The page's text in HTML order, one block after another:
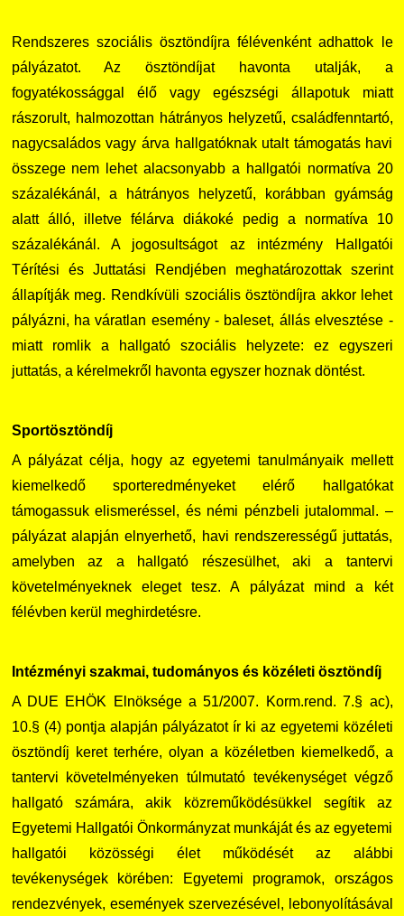
Rendszeres szociális ösztöndíjra félévenként adhattok le
pályázatot. Az ösztöndíjat havonta utalják, a
fogyatékossággal élő vagy egészségi állapotuk miatt
rászorult, halmozottan hátrányos helyzetű, családfenntartó,
nagycsaládos vagy árva hallgatóknak utalt támogatás havi
összege nem lehet alacsonyabb a hallgatói normatíva 20
százalékánál, a hátrányos helyzetű, korábban gyámság
alatt álló, illetve félárva diákoké pedig a normatíva 10
százalékánál. A jogosultságot az intézmény Hallgatói
Térítési és Juttatási Rendjében meghatározottak szerint
állapítják meg. Rendkívüli szociális ösztöndíjra akkor lehet
pályázni, ha váratlan esemény - baleset, állás elvesztése -
miatt romlik a hallgató szociális helyzete: ez egyszeri
juttatás, a kérelmekről havonta egyszer hoznak döntést.
Sportösztöndíj
A pályázat célja, hogy az egyetemi tanulmányaik mellett
kiemelkedő sporteredményeket elérő hallgatókat
támogassuk elismeréssel, és némi pénzbeli jutalommal. –
pályázat alapján elnyerhető, havi rendszerességű juttatás,
amelyben az a hallgató részesülhet, aki a tantervi
követelményeknek eleget tesz. A pályázat mind a két
félévben kerül meghirdetésre.
Intézményi szakmai, tudományos és közéleti ösztöndíj
A DUE EHÖK Elnöksége a 51/2007. Korm.rend. 7.§ ac),
10.§ (4) pontja alapján pályázatot ír ki az egyetemi közéleti
ösztöndíj keret terhére, olyan a közéletben kiemelkedő, a
tantervi követelményeken túlmutató tevékenységet végző
hallgató számára, akik közreműködésükkel segítik az
Egyetemi Hallgatói Önkormányzat munkáját és az egyetemi
hallgatói közösségi élet működését az alábbi
tevékenységek körében: Egyetemi programok, országos
rendezvények, események szervezésével, lebonyolításával